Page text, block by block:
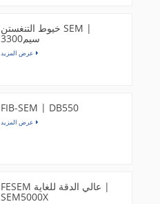
خيوط التنغستن SEM |
سيم3300
عرض المزيد
FIB-SEM | DB550
عرض المزيد
FESEM عالي الدقة للغاية |
SEM5000X